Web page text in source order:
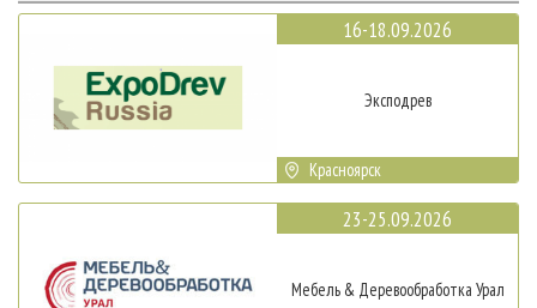
16-18.09.2026
Эксподрев
Красноярск
23-25.09.2026
Мебель & Деревообработка Урал